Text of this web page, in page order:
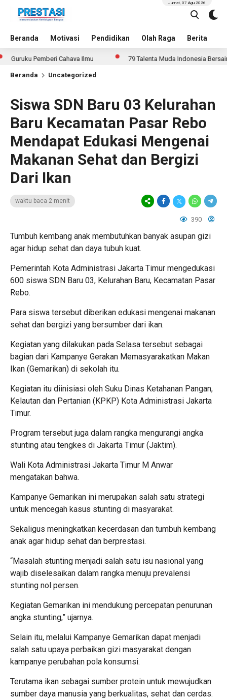
Beranda Motivasi Pendidikan Olah Raga Berita
Jumat, 07 Agu 2026
Pemberi Cahaya Ilmu 79 Talenta Muda Indonesia Bersaing di
Beranda Uncategorized
Siswa SDN Baru 03 Kelurahan
Baru Kecamatan Pasar Rebo
Mendapat Edukasi Mengenai
Makanan Sehat dan Bergizi
Dari Ikan
waktu baca 2 menit
390
Tumbuh kembang anak membutuhkan banyak asupan gizi
agar hidup sehat dan daya tubuh kuat.
Pemerintah Kota Administrasi Jakarta Timur mengedukasi
600 siswa SDN Baru 03, Kelurahan Baru, Kecamatan Pasar
Rebo.
Para siswa tersebut diberikan edukasi mengenai makanan
sehat dan bergizi yang bersumber dari ikan.
Kegiatan yang dilakukan pada Selasa tersebut sebagai
bagian dari Kampanye Gerakan Memasyarakatkan Makan
Ikan (Gemarikan) di sekolah itu.
Kegiatan itu diinisiasi oleh Suku Dinas Ketahanan Pangan,
Kelautan dan Pertanian (KPKP) Kota Administrasi Jakarta
Timur.
Program tersebut juga dalam rangka mengurangi angka
stunting atau tengkes di Jakarta Timur (Jaktim).
Wali Kota Administrasi Jakarta Timur M Anwar
mengatakan bahwa.
Kampanye Gemarikan ini merupakan salah satu strategi
untuk mencegah kasus stunting di masyarakat.
Sekaligus meningkatkan kecerdasan dan tumbuh kembang
anak agar hidup sehat dan berprestasi.
“Masalah stunting menjadi salah satu isu nasional yang
wajib diselesaikan dalam rangka menuju prevalensi
stunting nol persen.
Kegiatan Gemarikan ini mendukung percepatan penurunan
angka stunting,” ujarnya.
Selain itu, melalui Kampanye Gemarikan dapat menjadi
salah satu upaya perbaikan gizi masyarakat dengan
kampanye perubahan pola konsumsi.
Terutama ikan sebagai sumber protein untuk mewujudkan
sumber daya manusia yang berkualitas, sehat dan cerdas.